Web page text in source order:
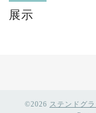
展示
©2026 ステンドグ